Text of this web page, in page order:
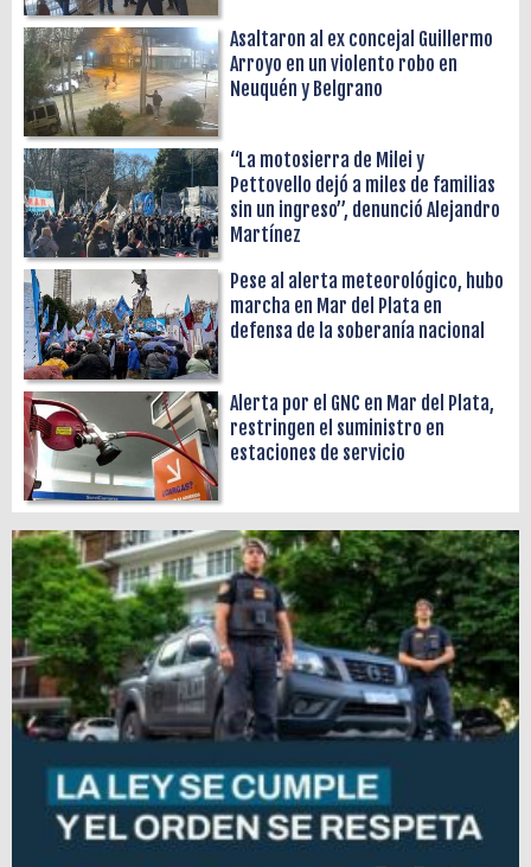
Asaltaron al ex concejal Guillermo
Arroyo en un violento robo en
Neuquén y Belgrano
“La motosierra de Milei y
Pettovello dejó a miles de familias
sin un ingreso”, denunció Alejandro
Martínez
Pese al alerta meteorológico, hubo
marcha en Mar del Plata en
defensa de la soberanía nacional
Alerta por el GNC en Mar del Plata,
restringen el suministro en
estaciones de servicio